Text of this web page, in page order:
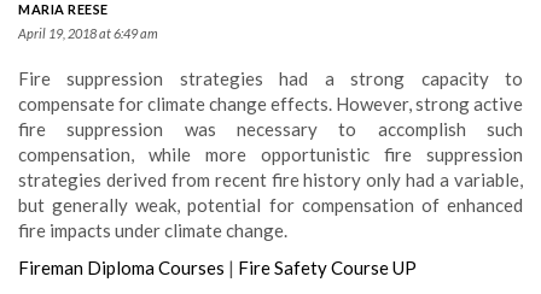
MARIA REESE
April 19, 2018 at 6:49 am
Fire suppression strategies had a strong capacity to
compensate for climate change effects. However, strong active
fire suppression was necessary to accomplish such
compensation, while more opportunistic fire suppression
strategies derived from recent fire history only had a variable,
but generally weak, potential for compensation of enhanced
fire impacts under climate change.
Fireman Diploma Courses | Fire Safety Course UP